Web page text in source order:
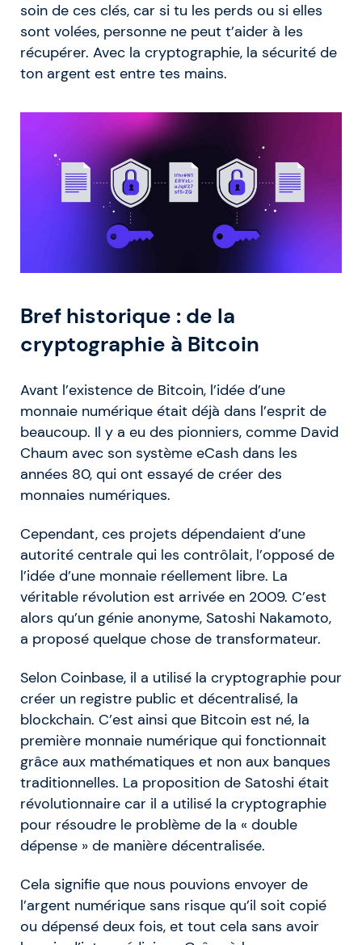
soin de ces clés, car si tu les perds ou si elles
sont volées, personne ne peut t’aider à les
récupérer. Avec la cryptographie, la sécurité de
ton argent est entre tes mains.
Bref historique : de la
cryptographie à Bitcoin
Avant l’existence de Bitcoin, l’idée d’une
monnaie numérique était déjà dans l’esprit de
beaucoup. Il y a eu des pionniers, comme David
Chaum avec son système eCash dans les
années 80, qui ont essayé de créer des
monnaies numériques.
Cependant, ces projets dépendaient d’une
autorité centrale qui les contrôlait, l’opposé de
l’idée d’une monnaie réellement libre. La
véritable révolution est arrivée en 2009. C’est
alors qu’un génie anonyme, Satoshi Nakamoto,
a proposé quelque chose de transformateur.
Selon Coinbase, il a utilisé la cryptographie pour
créer un registre public et décentralisé, la
blockchain. C’est ainsi que Bitcoin est né, la
première monnaie numérique qui fonctionnait
grâce aux mathématiques et non aux banques
traditionnelles. La proposition de Satoshi était
révolutionnaire car il a utilisé la cryptographie
pour résoudre le problème de la « double
dépense » de manière décentralisée.
Cela signifie que nous pouvions envoyer de
l’argent numérique sans risque qu’il soit copié
ou dépensé deux fois, et tout cela sans avoir